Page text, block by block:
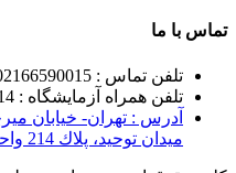
تماس با ما
تلفن تماس : 02166590015
تلفن همراه آزمایشگاه : 09359890814
آدرس : تهران- خيابان
ميدان توحيد، پلاك 214 واحد 4